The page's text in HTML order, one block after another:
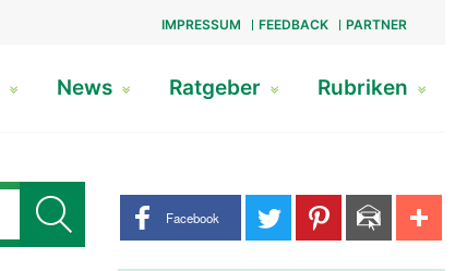
IMPRESSUM FEEDBACK PARTNER
News Ratgeber Rubriken
Share buttons
Facebook